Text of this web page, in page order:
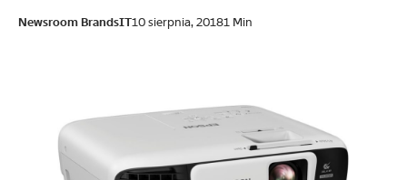
Newsroom BrandsIT10 sierpnia, 20181 Min